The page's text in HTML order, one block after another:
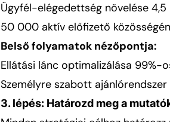
Ügyfél-elégedettség növelése
50 000 aktív előfizető
Belső folyamatok nézőpontja:
Ellátási lánc optimalizálása 99%-
Személyre szabott
3. lépés: Határozd meg a